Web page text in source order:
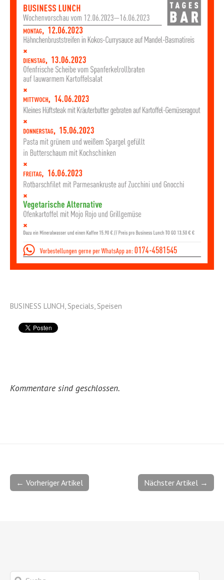
BUSINESS LUNCH, Specials, Speisen
Kommentare sind geschlossen.
Nächster Artikel →
← Vorheriger Artikel